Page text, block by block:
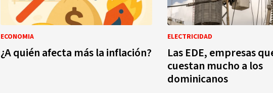
ECONOMIA
¿A quién afecta más la inflación?
ELECTRICIDAD
Las EDE, empresas
cuestan mucho a los
dominicanos